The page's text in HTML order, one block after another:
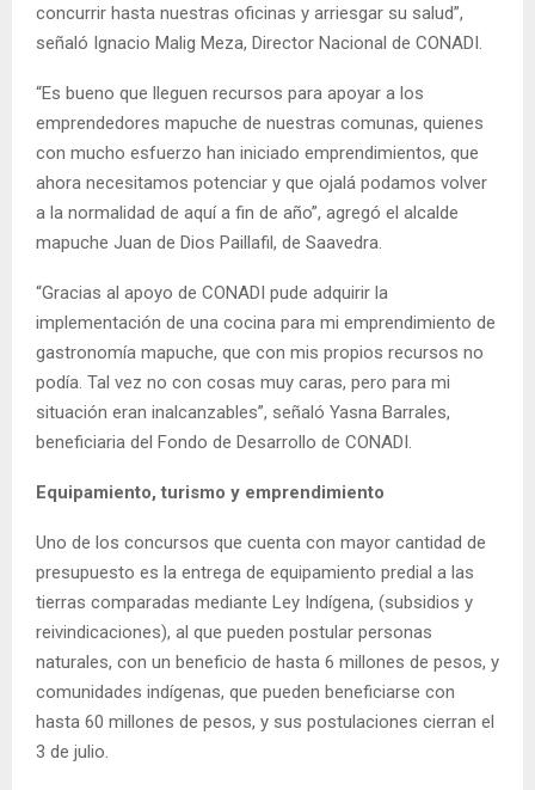
concurrir hasta nuestras oficinas y arriesgar su salud”,
señaló Ignacio Malig Meza, Director Nacional de CONADI.
“Es bueno que lleguen recursos para apoyar a los
emprendedores mapuche de nuestras comunas, quienes
con mucho esfuerzo han iniciado emprendimientos, que
ahora necesitamos potenciar y que ojalá podamos volver
a la normalidad de aquí a fin de año”, agregó el alcalde
mapuche Juan de Dios Paillafil, de Saavedra.
“Gracias al apoyo de CONADI pude adquirir la
implementación de una cocina para mi emprendimiento de
gastronomía mapuche, que con mis propios recursos no
podía. Tal vez no con cosas muy caras, pero para mi
situación eran inalcanzables”, señaló Yasna Barrales,
beneficiaria del Fondo de Desarrollo de CONADI.
Equipamiento, turismo y emprendimiento
Uno de los concursos que cuenta con mayor cantidad de
presupuesto es la entrega de equipamiento predial a las
tierras comparadas mediante Ley Indígena, (subsidios y
reivindicaciones), al que pueden postular personas
naturales, con un beneficio de hasta 6 millones de pesos, y
comunidades indígenas, que pueden beneficiarse con
hasta 60 millones de pesos, y sus postulaciones cierran el
3 de julio.